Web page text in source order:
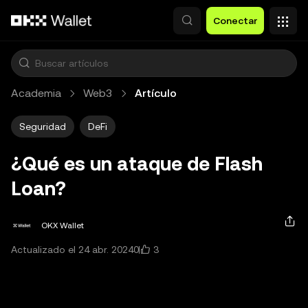
Conectar
Academia Web3 Artículo
Seguridad DeFi
¿Qué es un ataque de Flash
Loan?
OKX Wallet
Actualizado el 24 abr. 20240 3